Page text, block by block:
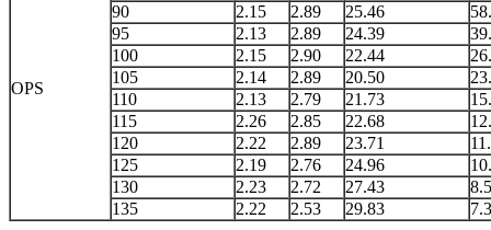
OPS
90
2.15 2.89 25.46
95
2.13 2.89 24.39
100
2.15 2.90 22.44
105
2.14 2.89 20.50
110
2.13 2.79 21.73
115
2.26 2.85 22.68
120
2.22 2.89 23.71
125
2.19 2.76 24.96
130
2.23 2.72 27.43
135
2.22 2.53 29.83